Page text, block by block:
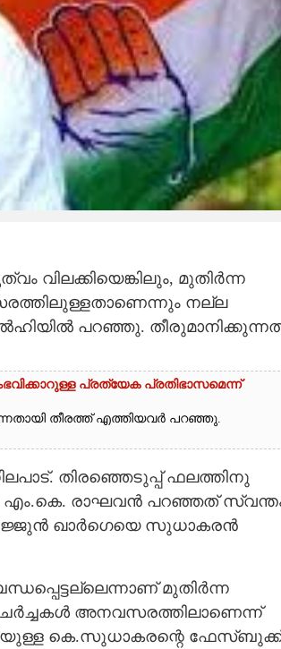
മുതിർന്ന
നല്ല
പറഞ്ഞു.
പ്രത്യേക പ്രതിഭാസമെന്ന്
തീരത്ത് എത്തിയവർ പറഞ്ഞു.
തിരഞ്ഞെടുപ്പ് ഫലത്തിനു
എം.കെ. രാഘവൻ പറഞ്ഞത്
ഖാർഗെയെ സുധാകരൻ
മുതി‌ർന്ന
ചർച്ചകൾ അനവസരത്തിലാണെന്ന്
കെ.സുധാകരന്റെ ഫേസ്ബുക്ക്